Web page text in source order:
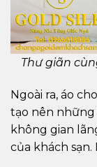
Thư giãn
Ngoài ra, áo
tạo nên
không gian
của khách